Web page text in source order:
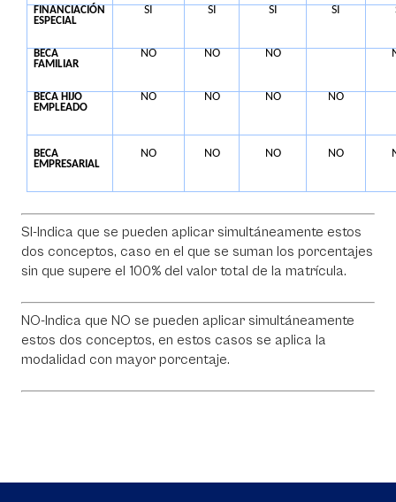
FINANCIACIÓN
ESPECIAL
SI SI SI SI
BECA
FAMILIAR
NO NO NO
BECA HIJO
EMPLEADO
NO NO NO NO
BECA
EMPRESARIAL
NO NO NO NO
SI-Indica que se pueden aplicar simultáneamente estos
dos conceptos, caso en el que se suman los porcentajes
sin que supere el 100% del valor total de la matrícula.
NO-Indica que NO se pueden aplicar simultáneamente
estos dos conceptos, en estos casos se aplica la
modalidad con mayor porcentaje.